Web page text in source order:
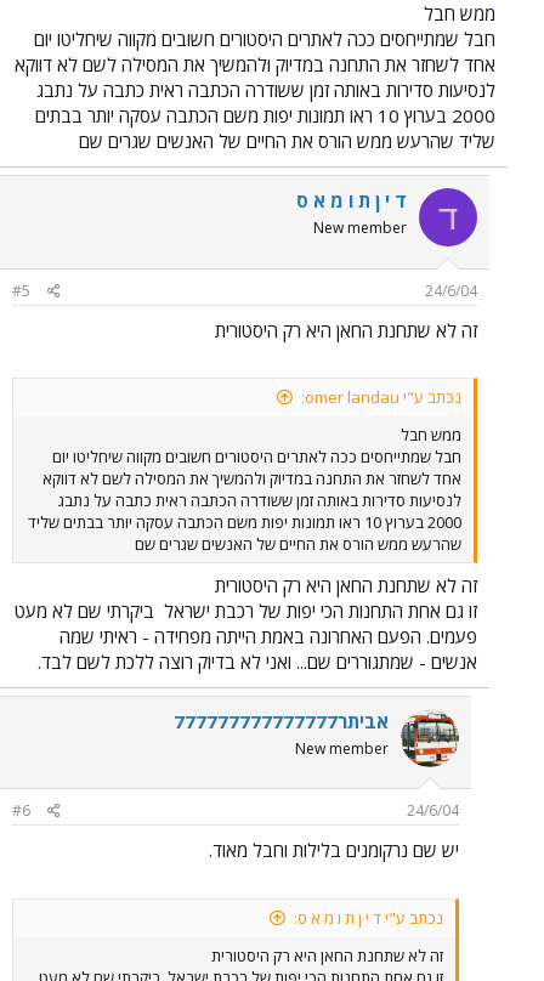
ממש חבל
חבל שמתייחסים ככה לאתרים היסטורים חשובים מקווה שיחליטו יום
אחד לשחזר את התחנה במדיוק ולהמשיך את המסילה לשם לא דווקא
לנסיעות סדירות באותה זמן ששודרה הכתבה ראית כתבה על נתבג
2000 בערוץ 10 ראו תמונות יפות משם הכתבה עסקה יותר בבתים
שליד שהרעש ממש הורס את החיים של האנשים שגרים שם
ד ד י ן ת ו מ א ס
New member
24/6/04
#5
זה לא שתחנת החאן היא רק היסטורית
נכתב ע"י omer landau:
ממש חבל
חבל שמתייחסים ככה לאתרים היסטורים חשובים מקווה שיחליטו יום
אחד לשחזר את התחנה במדיוק ולהמשיך את המסילה לשם לא דווקא
לנסיעות סדירות באותה זמן ששודרה הכתבה ראית כתבה על נתבג
2000 בערוץ 10 ראו תמונות יפות משם הכתבה עסקה יותר בבתים שליד
שהרעש ממש הורס את החיים של האנשים שגרים שם
זה לא שתחנת החאן היא רק היסטורית
זו גם אחת התחנות הכי יפות של רכבת ישראל ביקרתי שם לא מעט
פעמים. הפעם האחרונה באמת הייתה מפחידה - ראיתי שמה
אנשים - שמתגוררים שם... ואני לא בדיוק רוצה ללכת לשם לבד.
אביתר777777777777777
New member
24/6/04
#6
יש שם נרקומנים בלילות וחבל מאוד.
נכתב ע"י ד י ן ת ו מ א ס:
זה לא שתחנת החאן היא רק היסטורית